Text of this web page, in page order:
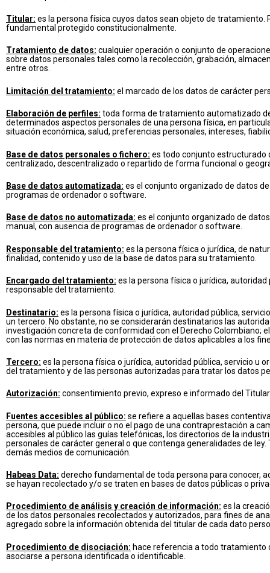
Titular: es la persona física cuyos datos sean objeto de
fundamental protegido constitucionalmente.
Tratamiento de datos: cualquier operación o conjunto de
sobre datos personales tales como la recolección, grabación,
entre otros.
Limitación del tratamiento: el marcado de los datos de carácter
Elaboración de perfiles: toda forma de tratamiento automatizado
determinados aspectos personales de una persona física, en
situación económica, salud, preferencias personales, intereses,
Base de datos personales o fichero: es todo conjunto estructurado
centralizado, descentralizado o repartido de forma funcional o
Base de datos automatizada: es el conjunto organizado de datos
programas de ordenador o software.
Base de datos no automatizada: es el conjunto organizado de
manual, con ausencia de programas de ordenador o software.
Responsable del tratamiento: es la persona física o jurídica, de
finalidad, contenido y uso de la base de datos para su tratamiento.
Encargado del tratamiento: es la persona física o jurídica,
responsable del tratamiento.
Destinatario: es la persona física o jurídica, autoridad pública,
un tercero. No obstante, no se considerarán destinatarios las
investigación concreta de conformidad con el Derecho
con las normas en materia de protección de datos aplicables a los
Tercero: es la persona física o jurídica, autoridad pública, servicio u
del tratamiento y de las personas autorizadas para tratar los datos
Autorización: consentimiento previo, expreso e informado del
Fuentes accesibles al público: se refiere a aquellas bases
persona, que puede incluir o no el pago de una contraprestación a
accesibles al público las guías telefónicas, los directorios de la
personales de carácter general o que contenga generalidades de
demás medios de comunicación.
Habeas Data: derecho fundamental de toda persona para conocer,
se hayan recolectado y/o se traten en bases de datos públicas o
Procedimiento de análisis y creación de información: es la
de los datos personales recolectados y autorizados, para fines de
agregado sobre la información obtenida del titular de cada dato
Procedimiento de disociación: hace referencia a todo tratamiento
asociarse a persona identificada o identificable.